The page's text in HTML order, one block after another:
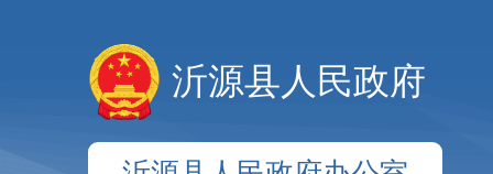
沂源县人民政府